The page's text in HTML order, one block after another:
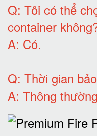
Q: Tôi có thể
container không
A: Có.
Q: Thời gian
A: Thông